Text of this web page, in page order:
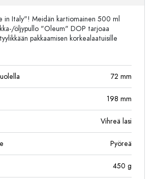
in Italy"! Meidän kartiomainen 500 ml
öljypullo "Oleum" DOP tarjoaa
pakkaamisen korkealaatuisille
72 mm
198 mm
Vihreä lasi
Pyöreä
450 g